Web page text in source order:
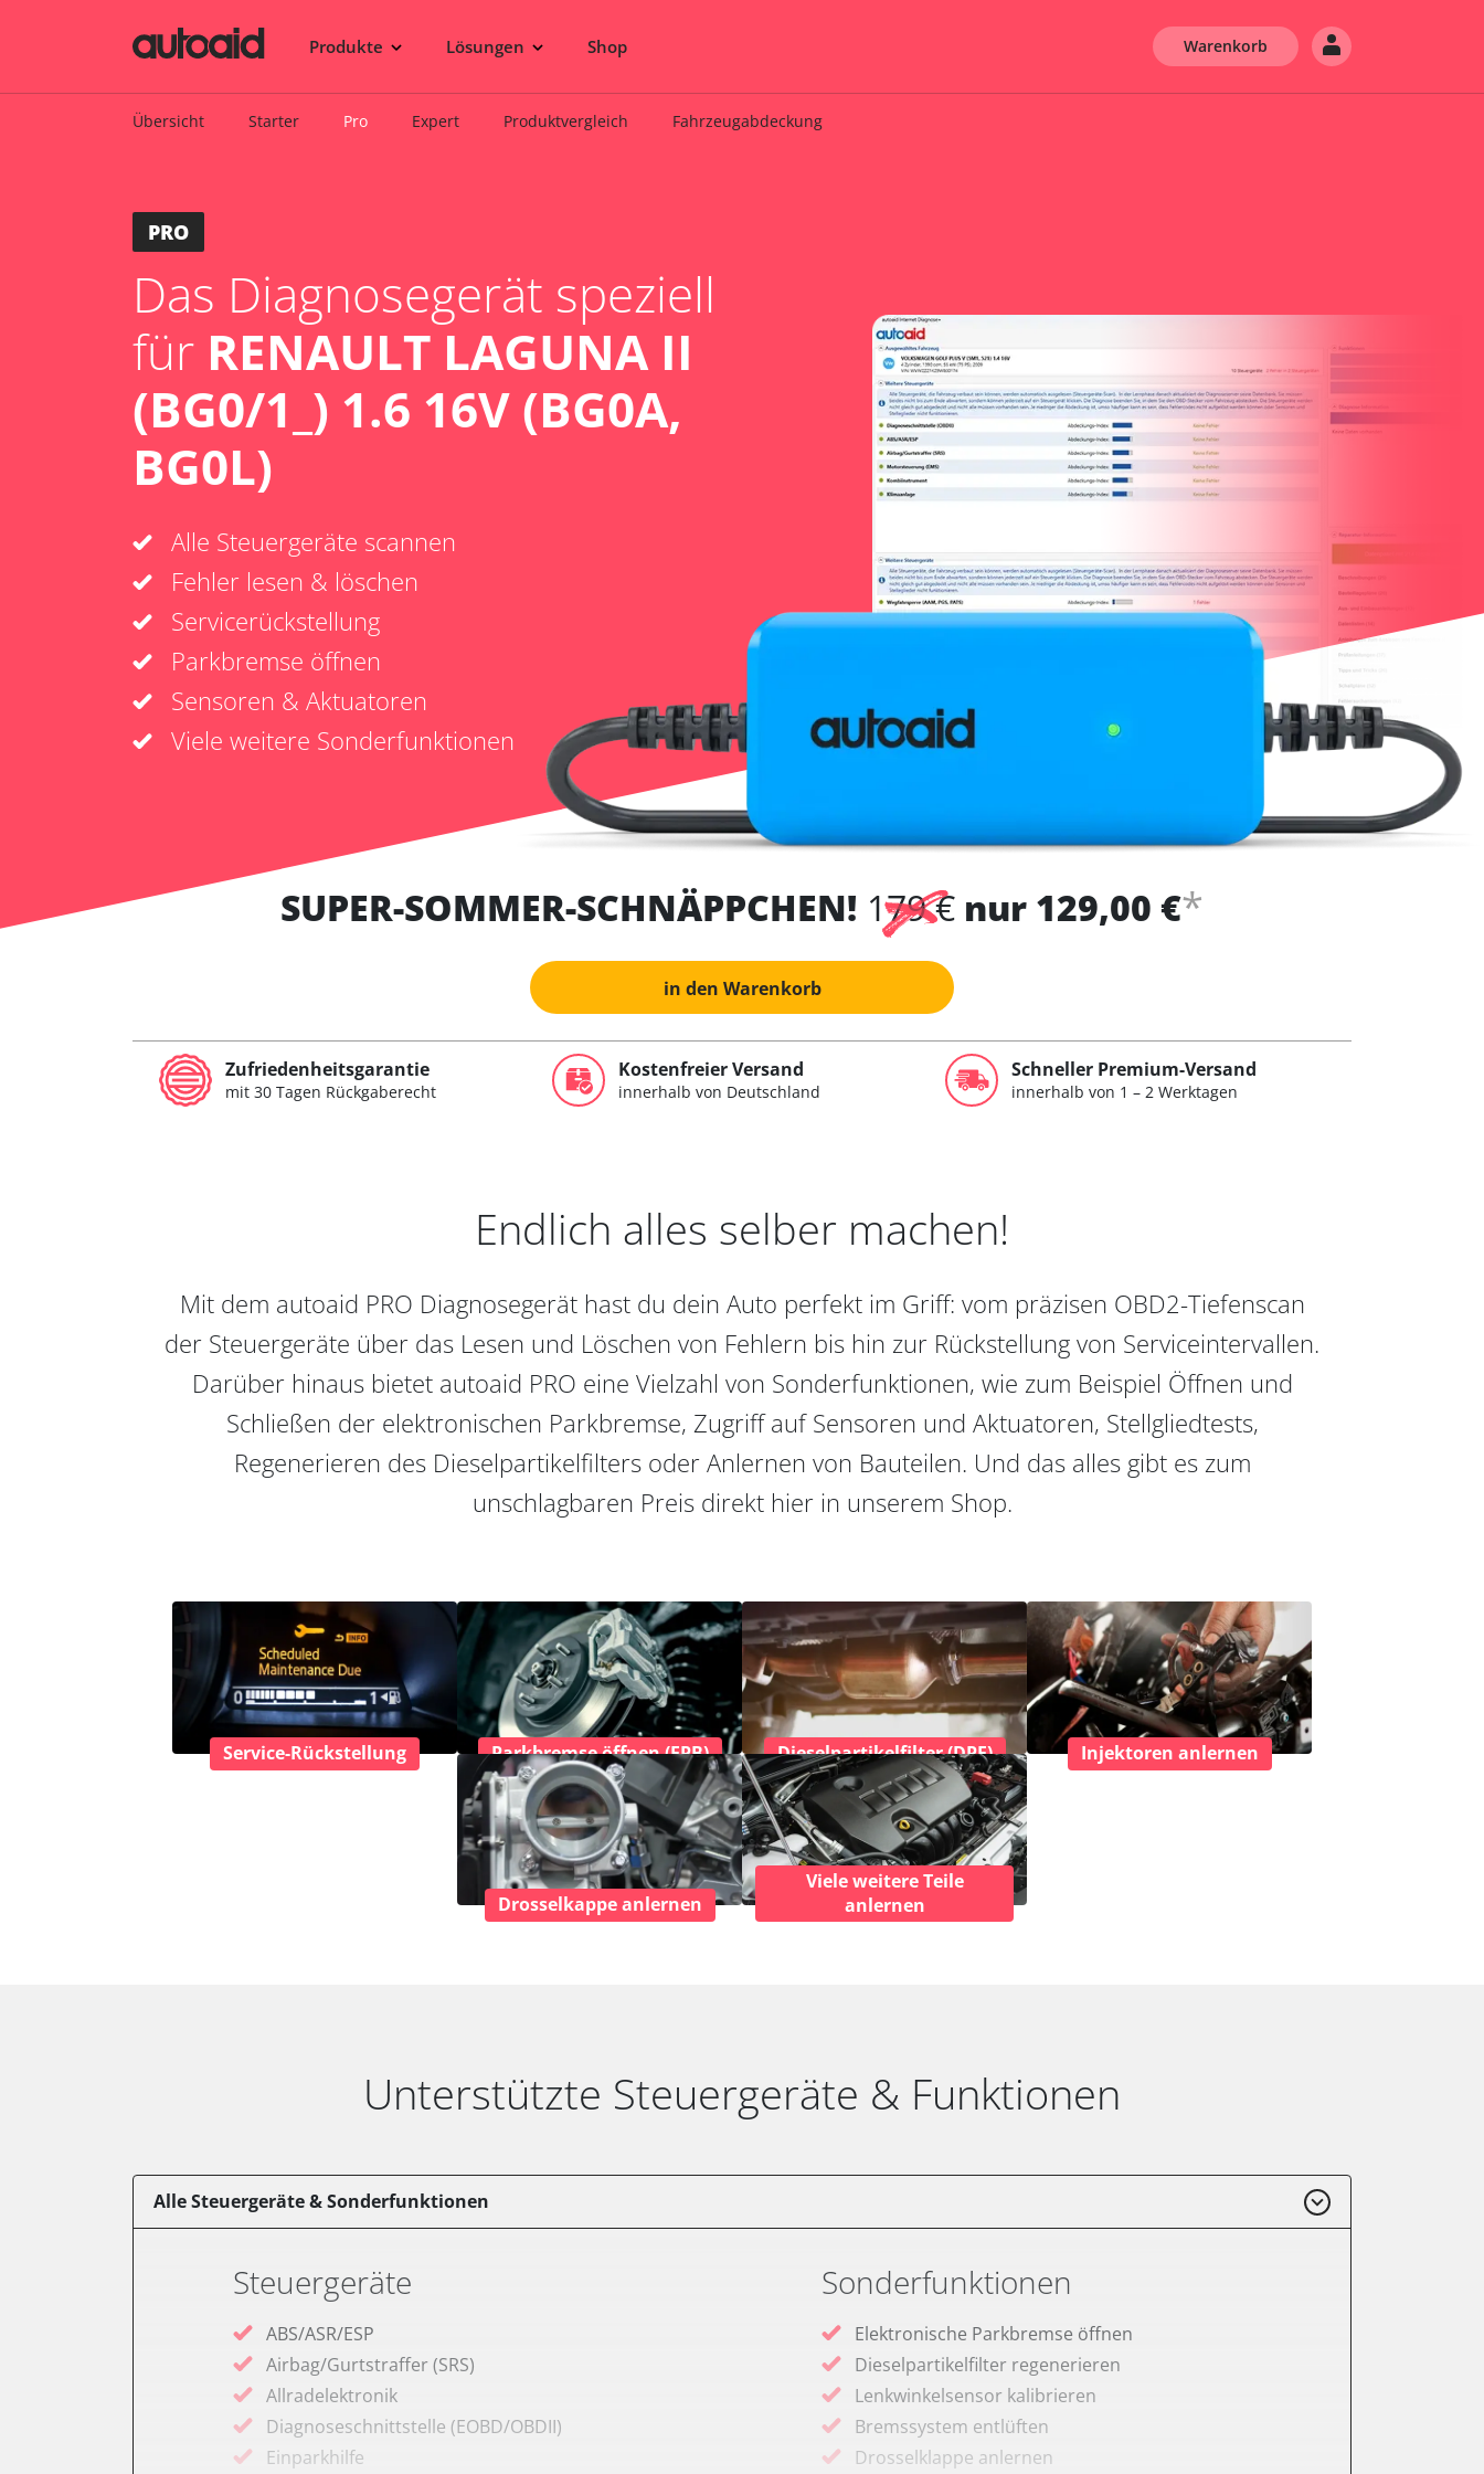
Produkte Lösungen Shop Warenkorb
Übersicht Starter Pro Expert Produktvergleich Fahrzeugabdeckung
PRO
Das Diagnosegerät speziell
für RENAULT LAGUNA II
(BG0/1_) 1.6 16V (BG0A,
BG0L)
Alle Steuergeräte scannen
Fehler lesen & löschen
Servicerückstellung
Parkbremse öffnen
Sensoren & Aktuatoren
Viele weitere Sonderfunktionen
SUPER-SOMMER-SCHNÄPPCHEN! 179 € nur 129,00 €*
in den Warenkorb
Zufriedenheitsgarantie
mit 30 Tagen Rückgaberecht
Kostenfreier Versand
innerhalb von Deutschland
Schneller Premium-Versand
innerhalb von 1 – 2 Werktagen
Endlich alles selber machen!
Mit dem autoaid PRO Diagnosegerät hast du dein Auto perfekt im Griff: vom präzisen OBD2-Tiefenscan
der Steuergeräte über das Lesen und Löschen von Fehlern bis hin zur Rückstellung von Serviceintervallen.
Darüber hinaus bietet autoaid PRO eine Vielzahl von Sonderfunktionen, wie zum Beispiel Öffnen und
Schließen der elektronischen Parkbremse, Zugriff auf Sensoren und Aktuatoren, Stellgliedtests,
Regenerieren des Dieselpartikelfilters oder Anlernen von Bauteilen. Und das alles gibt es zum
unschlagbaren Preis direkt hier in unserem Shop.
Service-Rückstellung Parkbremse öffnen (EPB) Dieselpartikelfilter (DPF) Injektoren anlernen
Drosselkappe anlernen
Viele weitere Teile
anlernen
Unterstützte Steuergeräte & Funktionen
Alle Steuergeräte & Sonderfunktionen
Steuergeräte
ABS/ASR/ESP
Airbag/Gurtstraffer (SRS)
Allradelektronik
Diagnoseschnittstelle (EOBD/OBDII)
Einparkhilfe
Sonderfunktionen
Elektronische Parkbremse öffnen
Dieselpartikelfilter regenerieren
Lenkwinkelsensor kalibrieren
Bremssystem entlüften
Drosselklappe anlernen